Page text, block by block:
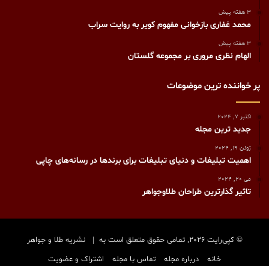
3 هفته پیش
محمد غفاری بازخوانی مفهوم کویر به روایت سراب
3 هفته پیش
الهام نظری مروری بر مجموعه گلستان
پر خواننده ترین موضوعات
اکتبر 7, 2024
جدید ترین مجله
ژوئن 19, 2024
اهمیت تبلیغات و دنیای تبلیغات برای برندها در رسانه‌های چاپی
می 20, 2024
تاثیر گذارترین طراحان طلاوجواهر
© کپی‌رایت 2026, تمامی حقوق متعلق است به |
نشریه طلا و جواهر
خانه
درباره مجله تماس با مجله اشتراک و عضویت